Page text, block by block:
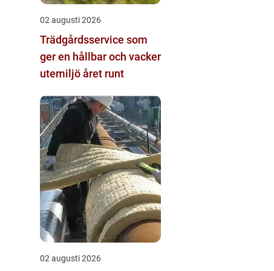
02 augusti 2026
Trädgårdsservice som
ger en hållbar och vacker
utemiljö året runt
02 augusti 2026